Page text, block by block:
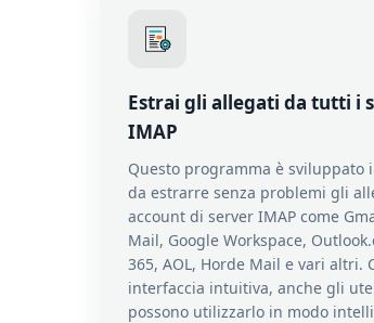
Estrai gli allegati da tutti i
IMAP
Questo programma è sviluppato
da estrarre senza problemi gli
account di server IMAP come
Mail, Google Workspace,
365, AOL, Horde Mail e vari altri.
interfaccia intuitiva, anche gli
possono utilizzarlo in modo